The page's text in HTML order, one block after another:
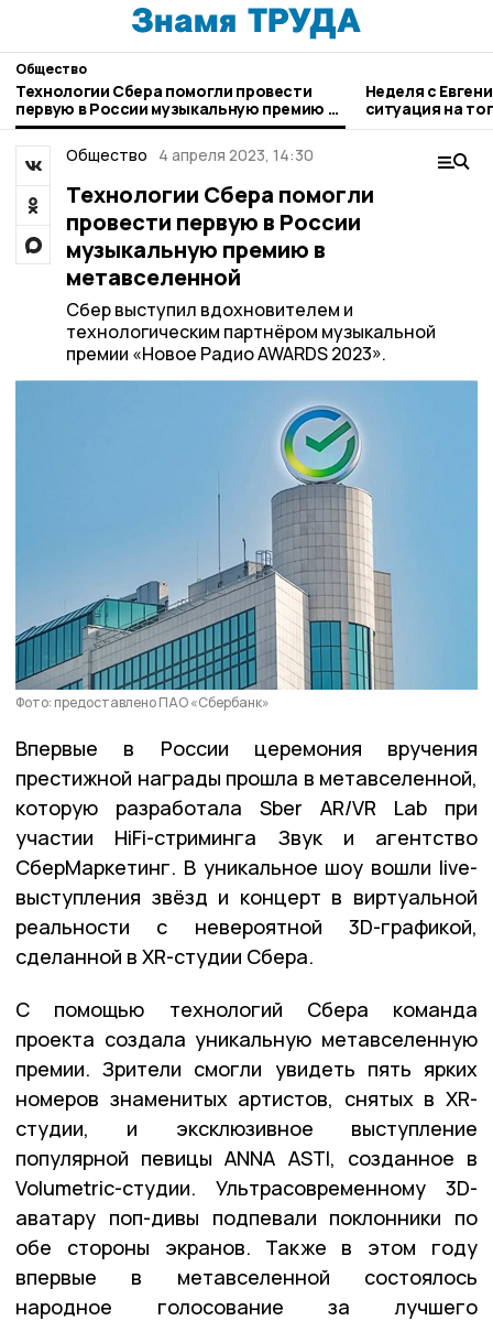
Общество
Технологии Сбера помогли провести
первую в России музыкальную премию в
метавселенной
Неделя с
ситуация на
городе и
Общество
4 апреля 2023, 14:30
Технологии Сбера помогли
провести первую в России
музыкальную премию в
метавселенной
Сбер выступил вдохновителем и
технологическим партнёром музыкальной
премии «Новое Радио AWARDS 2023».
Фото: предоставлено ПАО «Сбербанк»
Впервые в России церемония вручения
престижной награды прошла в метавселенной,
которую разработала Sber AR/VR Lab при
участии HiFi-стриминга Звук и агентство
СберМаркетинг. В уникальное шоу вошли live-
выступления звёзд и концерт в виртуальной
реальности с невероятной 3D-графикой,
сделанной в XR-студии Сбера.
С помощью технологий Cбера команда
проекта создала уникальную метавселенную
премии. Зрители смогли увидеть пять ярких
номеров знаменитых артистов, снятых в XR-
студии, и эксклюзивное выступление
популярной певицы ANNA ASTI, созданное в
Volumetric-студии. Ультрасовременному 3D-
аватару поп-дивы подпевали поклонники по
обе стороны экранов. Также в этом году
впервые в метавселенной состоялось
народное голосование за лучшего